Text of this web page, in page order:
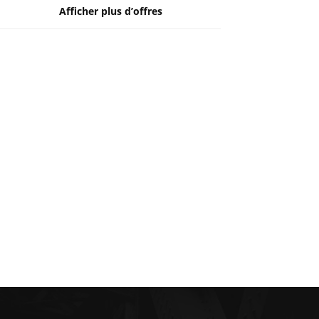
Afficher plus d’offres